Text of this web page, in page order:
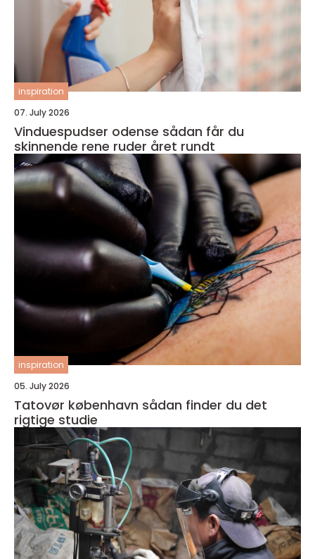
inspiration
07. July 2026
Vinduespudser odense sådan får du
skinnende rene ruder året rundt
inspiration
05. July 2026
Tatovør københavn sådan finder du det
rigtige studie